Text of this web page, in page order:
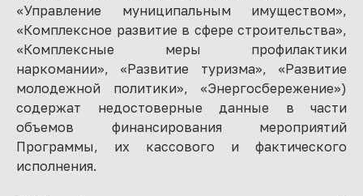
«Управление муниципальным имуществом»,
«Комплексное развитие в сфере строительства»,
«Комплексные меры профилактики
наркомании», «Развитие туризма», «Развитие
молодежной политики», «Энергосбережение»)
содержат недостоверные данные в части
объемов финансирования мероприятий
Программы, их кассового и фактического
исполнения.